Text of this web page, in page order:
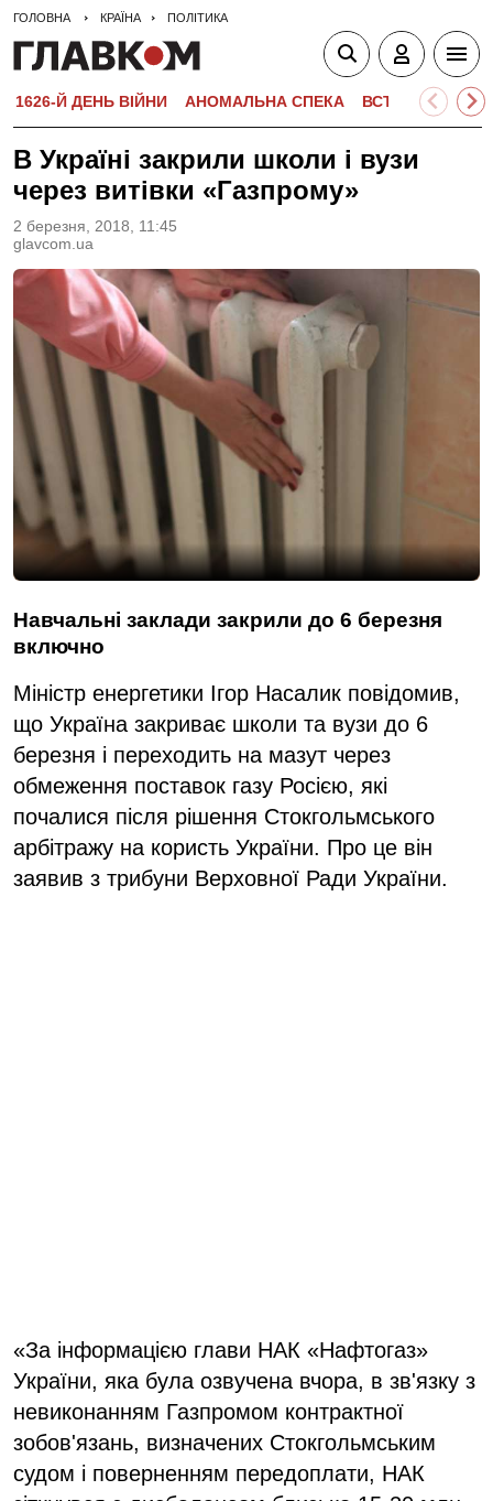
ГОЛОВНА КРАЇНА ПОЛІТИКА
1626-Й ДЕНЬ ВІЙНИ АНОМАЛЬНА СПЕКА ВСТУПНА
В Україні закрили школи і вузи
через витівки «Газпрому»
2 березня, 2018, 11:45
glavcom.ua
Навчальні заклади закрили до 6 березня
включно
Міністр енергетики Ігор Насалик повідомив,
що Україна закриває школи та вузи до 6
березня і переходить на мазут через
обмеження поставок газу Росією, які
почалися після рішення Стокгольмського
арбітражу на користь України. Про це він
заявив з трибуни Верховної Ради України.
«За інформацією глави НАК «Нафтогаз»
України, яка була озвучена вчора, в зв'язку з
невиконанням Газпромом контрактної
зобов'язань, визначених Стокгольмським
судом і поверненням передоплати, НАК